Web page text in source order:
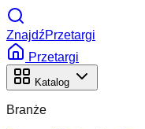
ZnajdźPrzetargi
Przetargi
Katalog
Branże